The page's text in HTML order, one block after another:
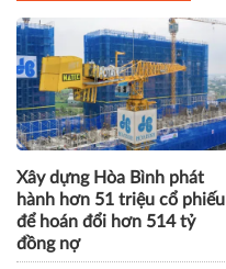
Xây dựng Hòa Bình phát
hành hơn 51 triệu cổ phiếu
để hoán đổi hơn 514 tỷ
đồng nợ